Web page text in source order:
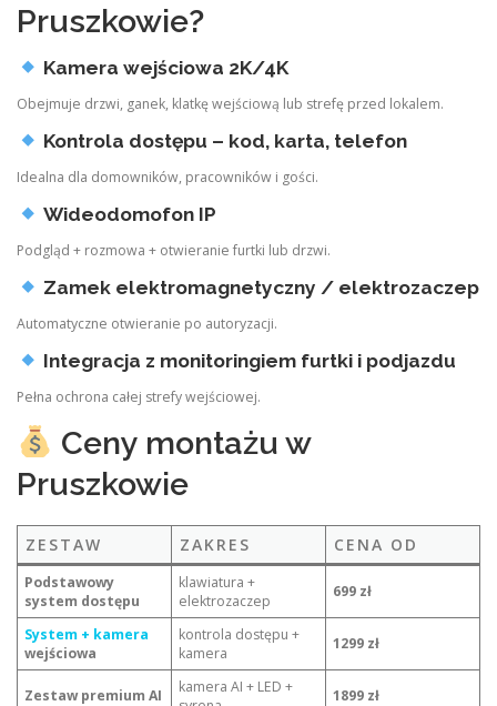
Pruszkowie?
Kamera wejściowa 2K/4K
Obejmuje drzwi, ganek, klatkę wejściową lub strefę przed lokalem.
Kontrola dostępu – kod, karta, telefon
Idealna dla domowników, pracowników i gości.
Wideodomofon IP
Podgląd + rozmowa + otwieranie furtki lub drzwi.
Zamek elektromagnetyczny / elektrozaczep
Automatyczne otwieranie po autoryzacji.
Integracja z monitoringiem furtki i podjazdu
Pełna ochrona całej strefy wejściowej.
Ceny montażu w
Pruszkowie
ZESTAW ZAKRES CENA OD
Podstawowy
system dostępu
klawiatura +
elektrozaczep
699 zł
System + kamera
wejściowa
kontrola dostępu +
kamera
1299 zł
Zestaw premium AI
kamera AI + LED +
1899 zł